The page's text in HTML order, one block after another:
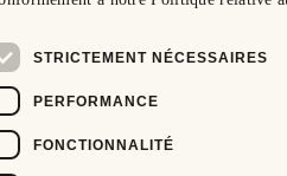
STRICTEMENT NÉCESSAIRES
PERFORMANCE
FONCTIONNALITÉ